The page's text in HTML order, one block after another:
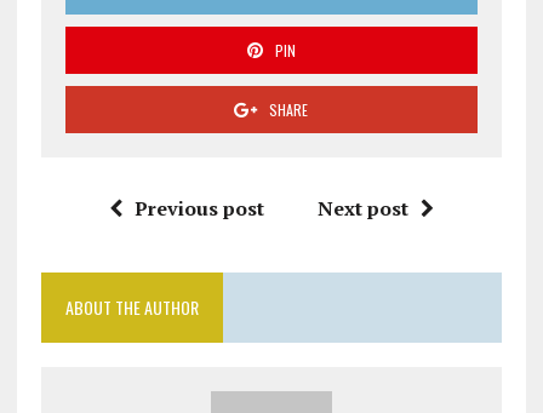
PIN
SHARE
Previous post Next post
ABOUT THE AUTHOR